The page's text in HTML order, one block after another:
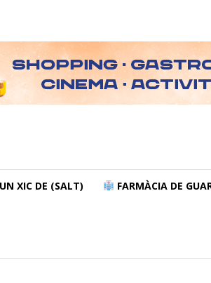
UN XIC DE (SALT) FARMÀCIA DE